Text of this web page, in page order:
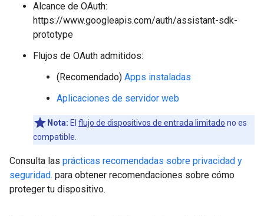
Alcance de OAuth:
https://www.googleapis.com/auth/assistant-sdk-
prototype
Flujos de OAuth admitidos:
(Recomendado) Apps instaladas
Aplicaciones de servidor web
Nota: El flujo de dispositivos de entrada limitado no es
compatible.
Consulta las prácticas recomendadas sobre privacidad y
seguridad. para obtener recomendaciones sobre cómo
proteger tu dispositivo.